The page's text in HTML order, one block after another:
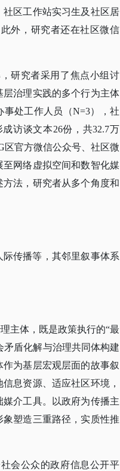
区工作站实习生及社区居
外，研究者还在社区微信
研究者采用了焦点小组讨
治理实践的多个行为主体
事处工作人员（N=3），社
访谈文本26份，共32.7万
区官方微信公众号、社区微
网络虚拟空间和数智化媒
法，研究者从多个角度和
传播等，其邻里叙事体系
主体，既是政策执行的“最
矛盾化解与治理共同体构建
为基层宏观层面的故事叙
息资源、适应社区环境，
介工具。以政府为传播主
塑造三重路径，实质性推
会公众的政府信息公开平